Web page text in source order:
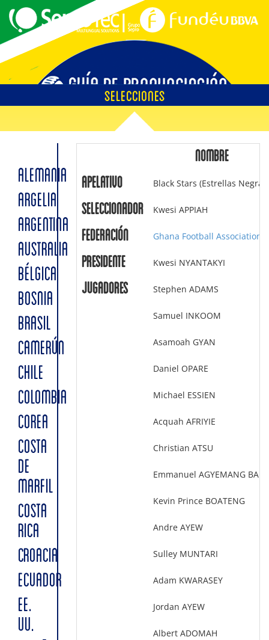
SELECCIONES
EMPLAZAMIENTOS
ÁRBITROS
SOBRE LA GUÍA
ALEMANIA
ARGELIA
ARGENTINA
AUSTRALIA
BÉLGICA
BOSNIA
BRASIL
CAMERÚN
CHILE
COLOMBIA
COREA
COSTA
DE
MARFIL
COSTA
RICA
CROACIA
ECUADOR
EE.
UU.
NOMBRE
Apelativo
Black Stars (Estrellas Negras)
Seleccionador Kwesi APPIAH
Federación Ghana Football Association
Presidente Kwesi NYANTAKYI
Jugadores Stephen ADAMS
Samuel INKOOM
Asamoah GYAN
Daniel OPARE
Michael ESSIEN
Acquah AFRIYIE
Christian ATSU
Emmanuel AGYEMANG
Kevin Prince BOATENG
Andre AYEW
Sulley MUNTARI
Adam KWARASEY
Jordan AYEW
Albert ADOMAH